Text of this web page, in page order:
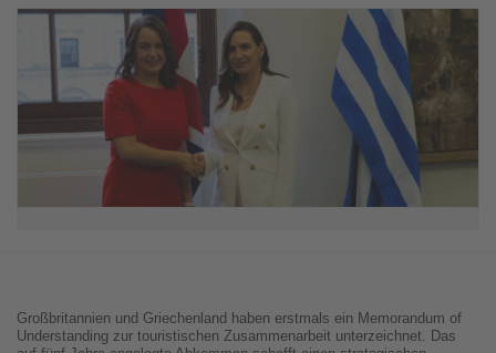
Großbritannien und Griechenland haben erstmals ein Memorandum of
Understanding zur touristischen Zusammenarbeit unterzeichnet. Das